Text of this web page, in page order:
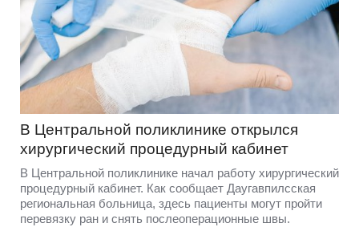
В Центральной поликлинике открылся
хирургический процедурный кабинет
В Центральной поликлинике начал работу хирургический
процедурный кабинет. Как сообщает Даугавпилсская
региональная больница, здесь пациенты могут пройти
перевязку ран и снять послеоперационные швы.